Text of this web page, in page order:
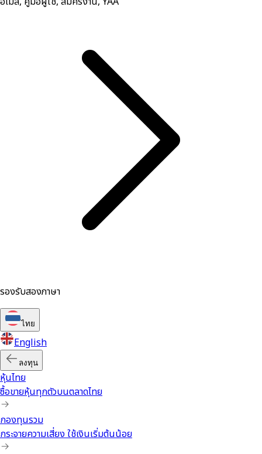
รองรับสองภาษา
ไทย
English
ลงทุน
หุ้นไทย
ซื้อขายหุ้นทุกตัวบนตลาดไทย
กองทุนรวม
กระจายความเสี่ยง ใช้เงินเริ่มต้นน้อย